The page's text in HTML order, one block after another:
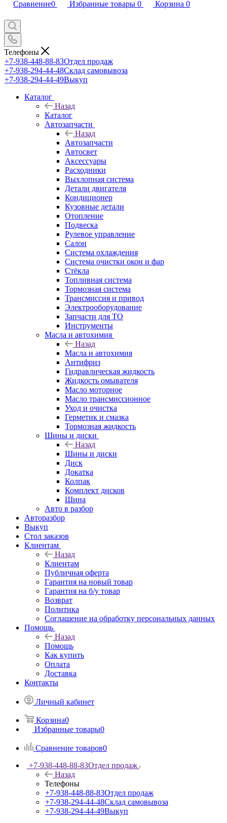
Сравнение0 Избранные товары 0 Корзина 0
Телефоны
+7-938-448-88-83Отдел продаж
+7-938-294-44-48Склад самовывоза
+7-938-294-44-49Выкуп
Каталог
Назад
Каталог
Автозапчасти
Назад
Автозапчасти
Автосвет
Аксессуары
Расходники
Выхлопная система
Детали двигателя
Кондиционер
Кузовные детали
Отопление
Подвеска
Рулевое управление
Салон
Система охлаждения
Система очистки окон и фар
Стёкла
Топливная система
Тормозная система
Трансмиссия и привод
Электрооборудование
Запчасти для ТО
Инструменты
Масла и автохимия
Назад
Масла и автохимия
Антифриз
Гидравлическая жидкость
Жидкость омывателя
Масло моторное
Масло трансмиссионное
Уход и очистка
Герметик и смазка
Тормозная жидкость
Шины и диски
Назад
Шины и диски
Диск
Докатка
Колпак
Комплект дисков
Шина
Авто в разбор
Авторазбор
Выкуп
Стол заказов
Клиентам
Назад
Клиентам
Публичная оферта
Гарантия на новый товар
Гарантия на б/у товар
Возврат
Политика
Соглашение на обработку персональных данных
Помощь
Назад
Помощь
Как купить
Оплата
Доставка
Контакты
Личный кабинет
Корзина0
Избранные товары0
Сравнение товаров0
+7-938-448-88-83Отдел продаж
Назад
Телефоны
+7-938-448-88-83Отдел продаж
+7-938-294-44-48Склад самовывоза
+7-938-294-44-49Выкуп